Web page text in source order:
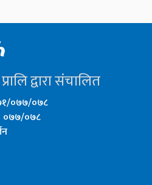
द्वारा संचालित
०७७/०७८
०७७/०७८